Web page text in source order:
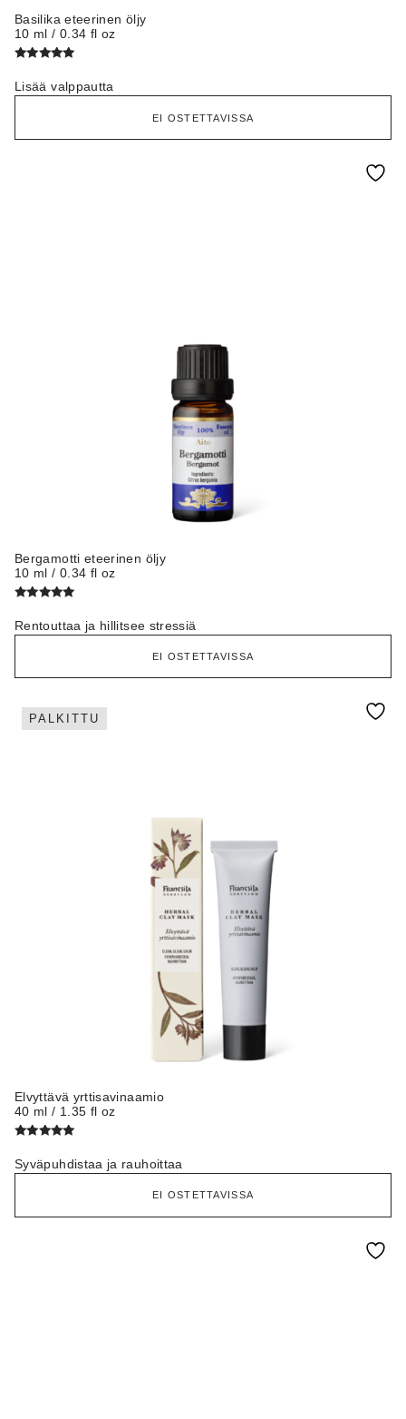
Basilika eteerinen öljy
10 ml / 0.34 fl oz
tuotteesta:
5.00/ 5
Lisää valppautta
EI OSTETTAVISSA
Bergamotti eteerinen öljy
10 ml / 0.34 fl oz
tuotteesta:
5.00/ 5
Rentouttaa ja hillitsee stressiä
EI OSTETTAVISSA
PALKITTU
Elvyttävä yrttisavinaamio
40 ml / 1.35 fl oz
tuotteesta:
5.00/ 5
Syväpuhdistaa ja rauhoittaa
EI OSTETTAVISSA